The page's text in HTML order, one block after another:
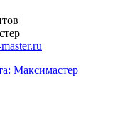
Максимастер